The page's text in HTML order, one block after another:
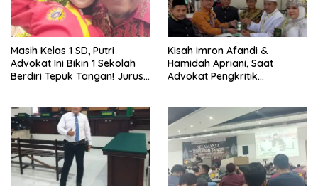
Masih Kelas 1 SD, Putri
Advokat Ini Bikin 1 Sekolah
Berdiri Tepuk Tangan! Jurus
Kisah Imron Afandi &
Hamidah Apriani, Saat
Advokat Pengkritik